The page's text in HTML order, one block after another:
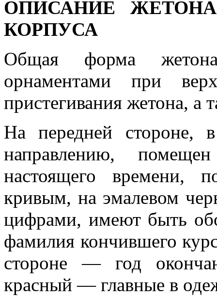
ОПИСАНИЕ
КОРПУСА
Общая форма
орнаментами при
пристегивания жетона, а
На передней стороне,
направлению,
настоящего времени,
кривым, на эмалевом
цифрами, име­ют быть
фа­милия кончившего
стороне — год
красный — главные в